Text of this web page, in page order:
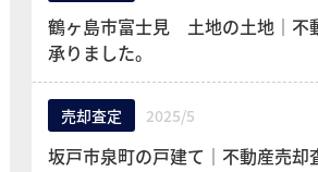
鶴ヶ島市富士見 土地の土地｜不
承りました。
売却査定 2025/5
坂戸市泉町の戸建て｜不動産売却